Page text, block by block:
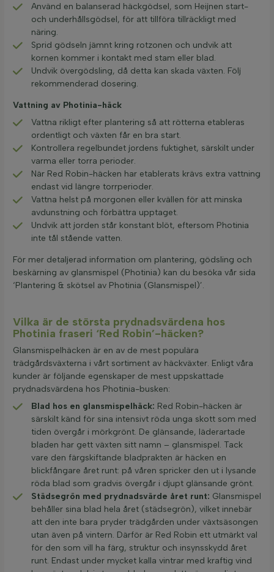
Använd en balanserad häckgödsel, som Heijnen start-
och underhållsgödsel, för att tillföra tillräckligt med
näring.
Sprid gödseln jämnt kring rotzonen och undvik att
kornen kommer i kontakt med stam eller blad.
Undvik övergödsling, då detta kan skada växten. Följ
rekommenderad dosering.
Vattning av Photinia-häck
Vattna rikligt efter plantering så att rötterna etableras
ordentligt och växten får en bra start.
Kontrollera regelbundet jordens fuktighet, särskilt under
varma eller torra perioder.
När Red Robin-häcken har etablerats krävs extra vattning
endast vid längre torrperioder.
Vattna helst på morgonen eller kvällen för att minska
avdunstning och förbättra upptaget.
Undvik att jorden står konstant blöt, eftersom Photinia
inte tål stående vatten.
För mer detaljerad information om plantering, gödsling och
beskärning av glansmispel (Photinia) kan du besöka vår sida
‘Plantering & skötsel av Photinia (Glansmispel)’.
Vilka är de största prydnadsvärdena hos
Photinia fraseri ‘Red Robin’-häcken?
Glansmispelhäcken är en av de mest populära
trädgårdsväxterna i vårt sortiment av häckväxter. Enligt våra
kunder är följande egenskaper de mest uppskattade
prydnadsvärdena hos Photinia-busken:
Blad hos en glansmispelhäck: Red Robin-häcken är
särskilt känd för sina intensivt röda unga skott som med
tiden övergår i mörkgrönt. De glänsande, läderartade
bladen har gett växten sitt namn – glansmispel. Tack
vare den färgskiftande bladprakten är häcken en
blickfångare året runt: på våren spricker den ut i lysande
röda blad som gradvis övergår i djupt glänsande grönt.
Städsegrön med prydnadsvärde året runt: Glansmispel
behåller sina blad hela året (städsegrön), vilket innebär
att den inte bara pryder trädgården under växtsäsongen
utan även på vintern. Därför är Red Robin ett utmärkt val
för den som vill ha färg, struktur och insynsskydd året
runt. Endast under mycket kalla vintrar med kraftig vind